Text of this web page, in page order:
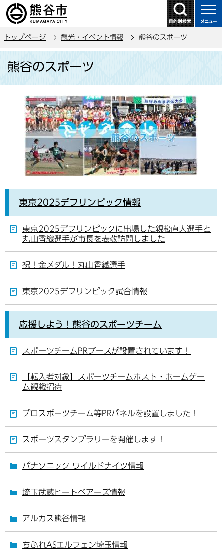
の
トップページ 観光・イベント情報 熊谷のスポーツ
熊谷のスポーツ
東京2025デフリンピック情報
東京2025デフリンピックに出場した親松直人選手と
丸山香織選手が市長を表敬訪問しました
祝！金メダル！丸山香織選手
東京2025デフリンピック試合情報
応援しよう！熊谷のスポーツチーム
スポーツチームPRブースが設置されています！
【転入者対象】スポーツチームホスト・ホームゲー
ム観戦招待
プロスポーツチーム等PRパネルを設置しました！
スポーツスタンプラリーを開催します！
パナソニック ワイルドナイツ情報
埼玉武蔵ヒートベアーズ情報
アルカス熊谷情報
ちふれASエルフェン埼玉情報